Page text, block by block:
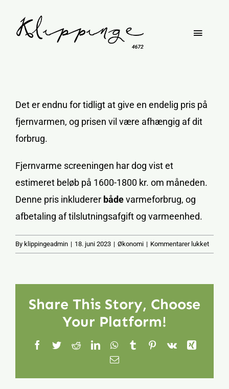
Toggle
Bypark
Faciliteter
Det er endnu for tidligt at give en endelig pris på
fjernvarmen, og prisen vil være afhængig af dit
forbrug.
Fjernvarme screeningen har dog vist et
estimeret beløb på 1600-1800 kr. om måneden.
Denne pris inkluderer bådevarmeforbrug, og
afbetaling af tilslutningsafgift og varmeenhed.
By klippingeadmin | 18. juni 2023 | Økonomi | Kommentarer lukkettil
Hvad
Share This Story, Choose
Your Platform!
Facebook
TwitterRedditLinkedInWhatsApp
TumblrPinterest
Vk
Xing
E-